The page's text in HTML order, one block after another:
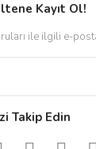
Kayıt Ol!
ile ilgili e-
Takip Edin